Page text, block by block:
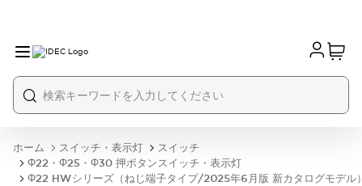
ホーム スイッチ・表示灯
スイッチ
Φ22・Φ25・Φ30 押ボタンスイッチ・表示灯
Φ22 HWシリーズ（ねじ端子タイプ/2025年6月版 新カタログモデル